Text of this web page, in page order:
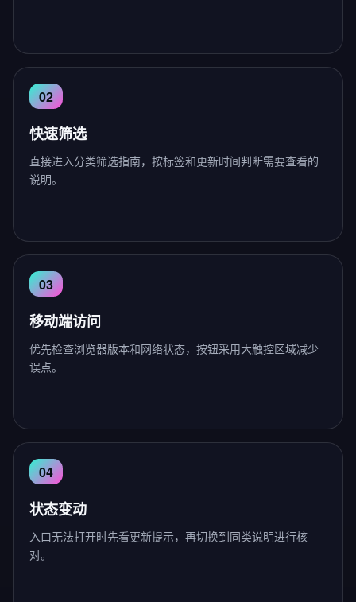
快速筛选
直接进入分类筛选指南，按标签和更新时间判断需要查看的
说明。
移动端访问
优先检查浏览器版本和网络状态，按钮采用大触控区域减少
误点。
状态变动
入口无法打开时先看更新提示，再切换到同类说明进行核
对。